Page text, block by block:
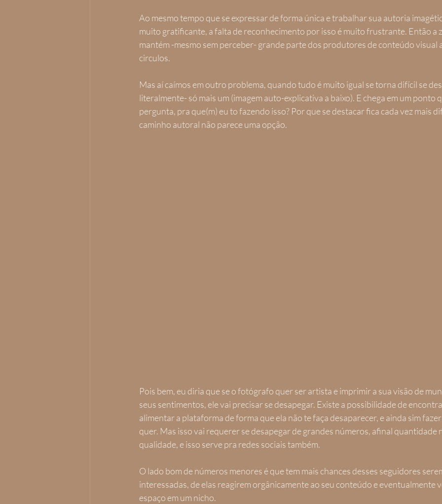
Ao mesmo tempo que se expressar de forma única e trabalhar sua autoria
muito gratificante, a falta de reconhecimento por isso é muito frustrante. Então a
mantém -mesmo sem perceber- grande parte dos produtores de conteúdo visual
circulos.
Mas aí caímos em outro problema, quando tudo é muito igual se torna difícil se
literalmente- só mais um (imagem auto-explicativa a baixo). E chega em um ponto
pergunta, pra que(m) eu to fazendo isso? Por que se destacar fica cada vez mais
caminho autoral não parece uma opção.
Pois bem, eu diria que se o fotógrafo quer ser artista e imprimir a sua visão de
seus sentimentos, ele vai precisar se desapegar. Existe a possibilidade de
alimentar a plataforma de forma que ela não te faça desaparecer, e ainda sim
quer. Mas isso vai requerer se desapegar de grandes números, afinal quantidade
qualidade, e isso serve pra redes sociais também.
O lado bom de números menores é que tem mais chances desses seguidores
interessadas, de elas reagirem orgânicamente ao seu conteúdo e eventualmente
espaço em um nicho.